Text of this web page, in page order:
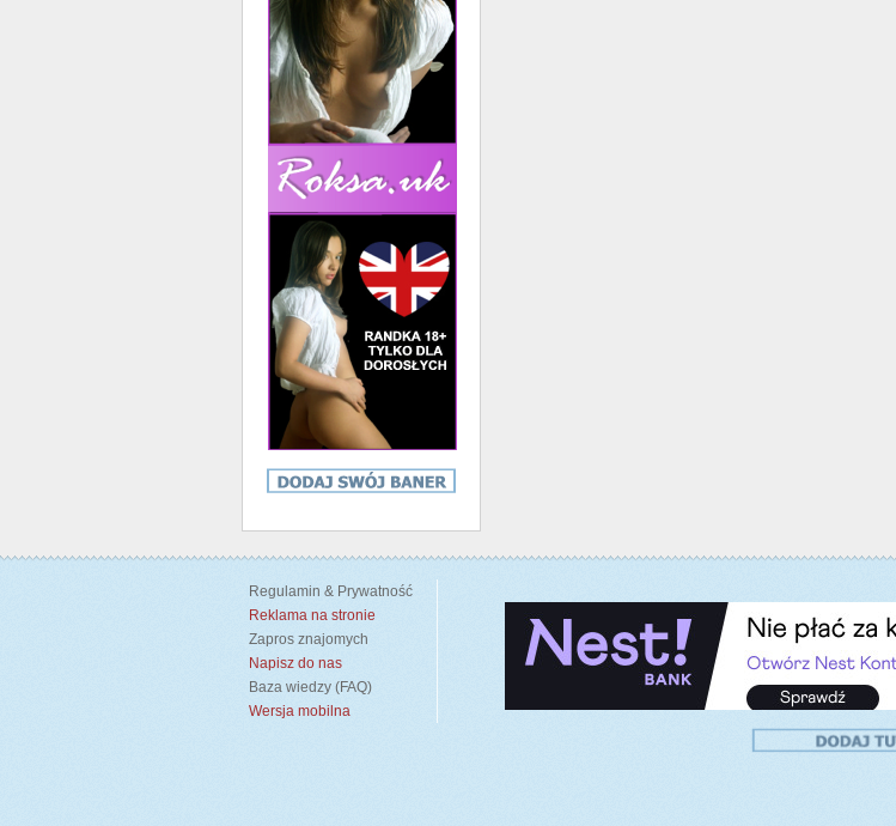
Regulamin & Prywatność
Reklama na stronie
Zapros znajomych
Napisz do nas
Baza wiedzy (FAQ)
Wersja mobilna